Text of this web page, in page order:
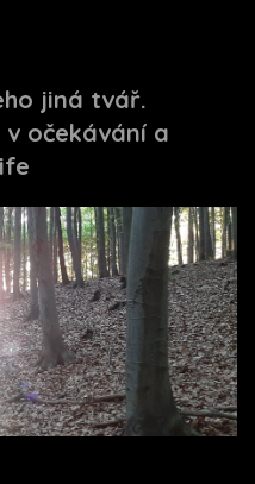
jiná tvář.
očekávání a